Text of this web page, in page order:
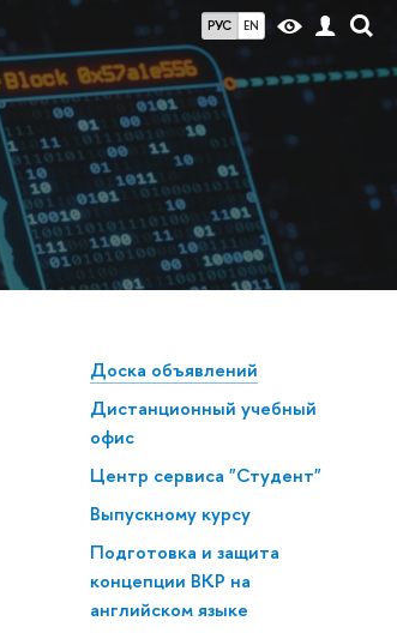
РУС EN
Доска объявлений
Дистанционный учебный
офис
Центр сервиса "Студент"
Выпускному курсу
Подготовка и защита
концепции ВКР на
английском языке